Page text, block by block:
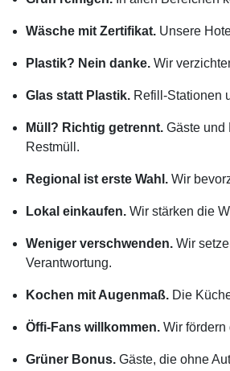
Wäsche mit Zertifikat. Unsere
Plastik? Nein danke. Wir
Glas statt Plastik. Refill-Stationen
Müll? Richtig getrennt. Gäste und
Restmüll.
Regional ist erste Wahl. Wir
Lokal einkaufen. Wir stärken die
Weniger verschwenden. Wir
Verantwortung.
Kochen mit Augenmaß. Die
Öffi-Fans willkommen. Wir fördern
Grüner Bonus. Gäste, die ohne